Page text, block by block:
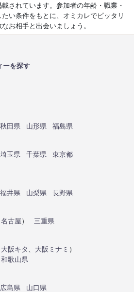
されています。参加者の年齢・職業・
い条件をもとに、オミカレでピッタリ
お相手と出会いましょう。
ーを探す
秋田県 山形県
福島県
埼玉県 千葉県
東京都
福井県 山梨県
長野県
名古屋）
三重県
大阪キタ 大阪ミナミ ）
和歌山県
広島県
山口県